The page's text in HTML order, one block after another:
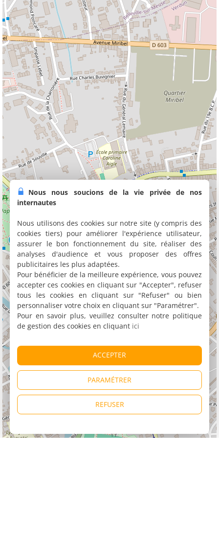
Nous nous soucions de la vie privée de nos
internautes
Nous utilisons des cookies sur notre site (y compris des
cookies tiers) pour améliorer l'expérience utilisateur,
assurer le bon fonctionnement du site, réaliser des
analyses d'audience et vous proposer des offres
publicitaires les plus adaptées.
Pour bénéficier de la meilleure expérience, vous pouvez
accepter ces cookies en cliquant sur "Accepter", refuser
tous les cookies en cliquant sur "Refuser" ou bien
personnaliser votre choix en cliquant sur "Paramétrer".
Pour en savoir plus, veuillez consulter notre politique
de gestion des cookies en cliquant ici
ACCEPTER
PARAMÉTRER
REFUSER